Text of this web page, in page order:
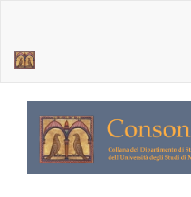
Barra
laterale